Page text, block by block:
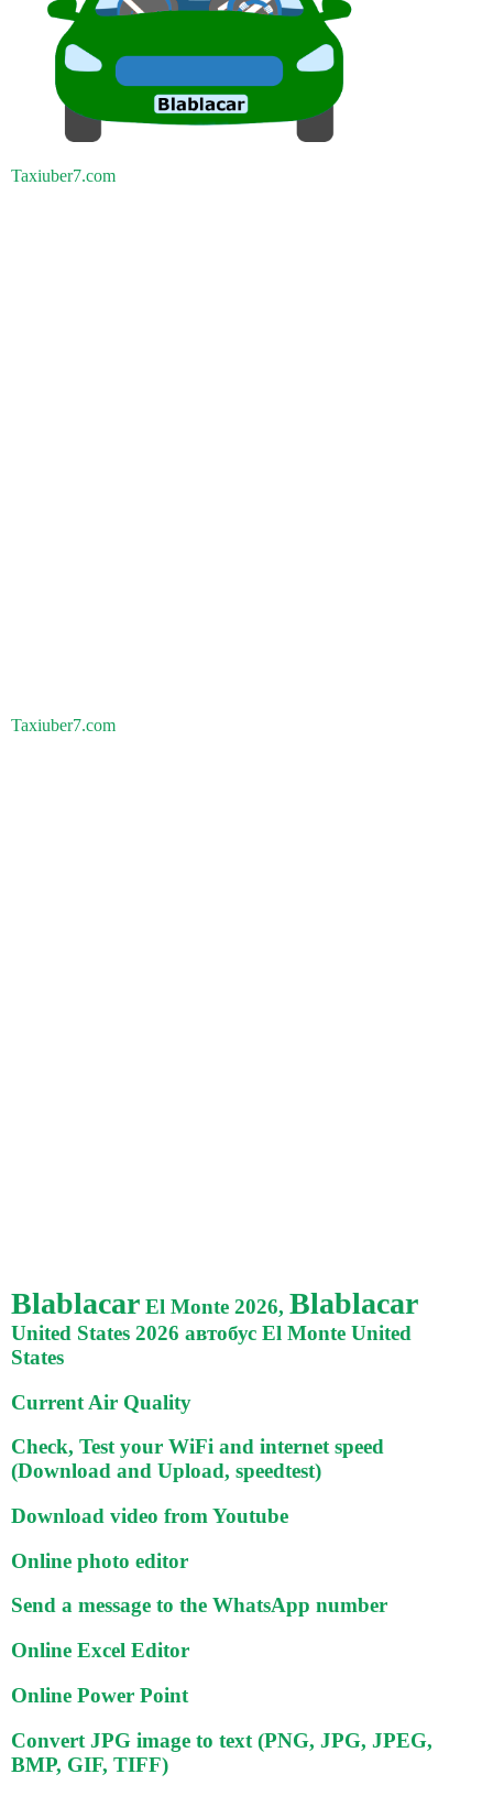
Taxiuber7.com
Taxiuber7.com
Blablacar El Monte 2026, Blablacar
United States 2026 автобус El Monte United
States
Current Air Quality
Check, Test your WiFi and internet speed
(Download and Upload, speedtest)
Download video from Youtube
Online photo editor
Send a message to the WhatsApp number
Online Excel Editor
Online Power Point
Convert JPG image to text (PNG, JPG, JPEG,
BMP, GIF, TIFF)